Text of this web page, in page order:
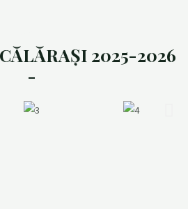
2025-2026
-